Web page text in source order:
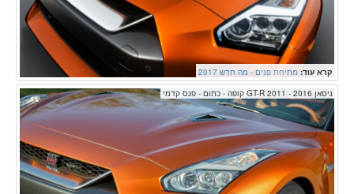
קרא עוד: מתיחת פנים - מה חדש 2017
ניסאן GT-R 2011 - 2016 קופה - כתום - פנס קדמי